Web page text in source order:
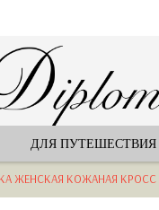
ДЛЯ ПУТЕШЕСТВИЯ
ЖЕНСКАЯ КОЖАНАЯ КРОСС